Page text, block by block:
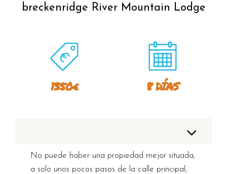
breckenridge River Mountain Lodge
1350€ 8 DÍAS
No puede haber una propiedad mejor situada,
a solo unos pocos pasos de la calle principal,